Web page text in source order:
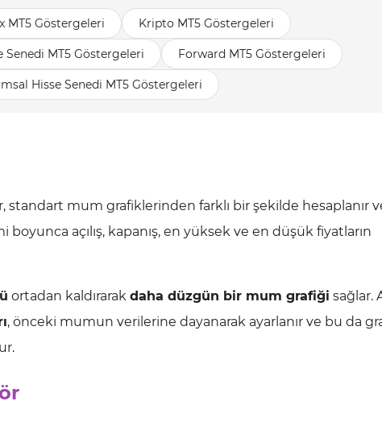
MT5 Göstergeleri Kripto MT5 Göstergeleri
Senedi MT5 Göstergeleri Forward MT5 Göstergeleri
Hisse Senedi MT5 Göstergeleri
standart mum grafiklerinden farklı bir şekilde hesaplanır
açılış, kapanış, en yüksek ve en düşük fiyatların
ortadan kaldırarak daha düzgün bir mum grafiği sağlar.
, önceki mumun verilerine dayanarak ayarlanır ve bu da